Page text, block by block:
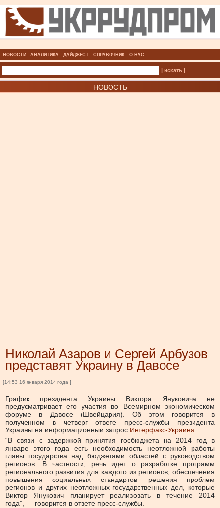
НОВОСТИ АНАЛИТИКА ДАЙДЖЕСТ СПРАВОЧНИК О НАС
| искать |
НОВОСТЬ
Николай Азаров и Сергей Арбузов
представят Украину в Давосе
[14:53 16 января 2014 года ]
График президента Украины Виктора Януковича не
предусматривает его участия во Всемирном экономическом
форуме в Давосе (Швейцария). Об этом говорится в
полученном в четверг ответе пресс-службы президента
Украины на информационный запрос Интерфакс-Украина.
“В связи с задержкой принятия госбюджета на 2014 год в
январе этого года есть необходимость неотложной работы
главы государства над бюджетами областей с руководством
регионов. В частности, речь идет о разработке программ
регионального развития для каждого из регионов, обеспечения
повышения социальных стандартов, решения проблем
регионов и других неотложных государственных дел, которые
Виктор Янукович планирует реализовать в течение 2014
года”, — говорится в ответе пресс-службы.